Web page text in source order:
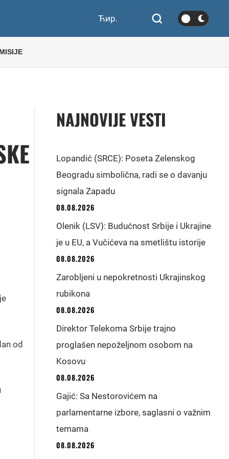
Ћир.
od
NAJNOVIJE VESTI
Lopandić (SRCE): Poseta Zelenskog
Beogradu simbolična, radi se o davanju
signala Zapadu
08.08.2026
Olenik (LSV): Budućnost Srbije i Ukrajine
je u EU, a Vučićeva na smetlištu istorije
08.08.2026
Zarobljeni u nepokretnosti Ukrajinskog
rubikona
08.08.2026
Direktor Telekoma Srbije trajno
proglašen nepoželjnom osobom na
Kosovu
08.08.2026
Gajić: Sa Nestorovićem na
parlamentarne izbore, saglasni o važnim
temama
08.08.2026